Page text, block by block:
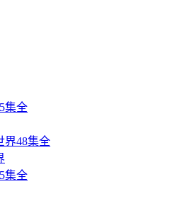
集全
48集全
集全